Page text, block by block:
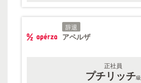
辞退
アペルザ
正社員
プチリッチ級